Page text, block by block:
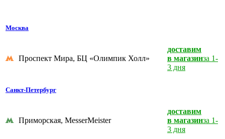
Москва
Проспект Мира, БЦ «Олимпик Холл»
доставим
в магазинза 1-
3 дня
Санкт-Петербург
Приморская, MesserMeister
доставим
в магазинза 1-
3 дня